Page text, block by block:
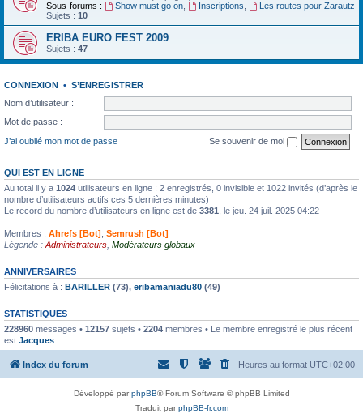
Sous-forums :
Show must go on, Inscriptions
Les routes pour Zarautz
Sujets : 10
ERIBA EURO FEST 2009
Sujets : 47
CONNEXION • S’ENREGISTRER
Nom d’utilisateur :
Mot de passe :
J’ai oublié mon mot de passe
Se souvenir de moi
QUI EST EN LIGNE
Au total il y a 1024 utilisateurs en ligne : 2 enregistrés, 0 invisible et 1022 invités (d’après le
nombre d’utilisateurs actifs ces 5 dernières minutes)
Le record du nombre d’utilisateurs en ligne est de 3381 , le jeu. 24 juil. 2025 04:22
Membres : Ahrefs [Bot] Semrush [Bot]
Légende : Administrateurs Modérateurs globaux
ANNIVERSAIRES
Félicitations à : BARILLER (73), eribamaniadu80 (49)
STATISTIQUES
228960 messages • 12157 sujets • 2204 membres • Le membre enregistré le plus récent
est Jacques
Index du forum Heures au format UTC+02:00
Développé parphpBB® Forum Software © phpBB Limited
Traduit parphpBB-fr.com